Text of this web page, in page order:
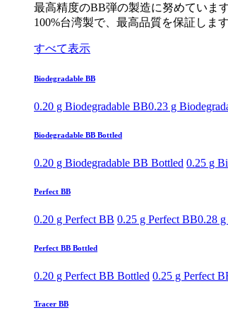
最高精度のBB弾の製造に努めています
100%台湾製で、最高品質を保証します
すべて表示
Biodegradable BB
0.20 g Biodegradable BB0.23 g
Biodegradable BB Bottled
0.20 g Biodegradable BB Bottled 0.25 g
Perfect BB
0.20 g Perfect BB 0.25 g Perfect BB0.28
Perfect BB Bottled
0.20 g Perfect BB Bottled 0.25 g Perfect
Tracer BB